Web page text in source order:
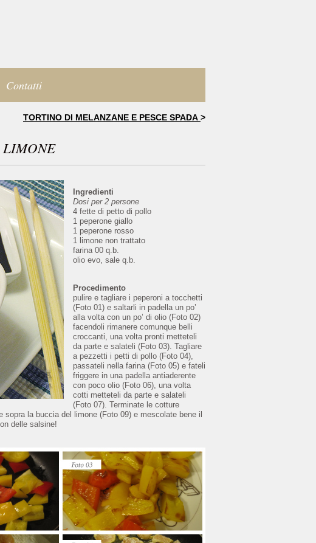
Contatti
TORTINO DI MELANZANE E PESCE SPADA >
LIMONE
Ingredienti
Dosi per 2 persone
4 fette di petto di pollo
1 peperone giallo
1 peperone rosso
1 limone non trattato
farina 00 q.b.
olio evo, sale q.b.
Procedimento
pulire e tagliare i peperoni a tocchetti
(Foto 01) e saltarli in padella un po’
alla volta con un po’ di olio (Foto 02)
facendoli rimanere comunque belli
croccanti, una volta pronti metteteli
da parte e salateli (Foto 03). Tagliare
a pezzetti i petti di pollo (Foto 04),
passateli nella farina (Foto 05) e fateli
friggere in una padella antiaderente
con poco olio (Foto 06), una volta
cotti metteteli da parte e salateli
(Foto 07). Terminate le cotture
la buccia del limone (Foto 09) e mescolate bene il
delle salsine!